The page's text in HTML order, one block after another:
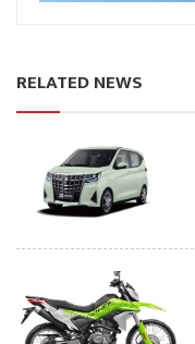
RELATED NEWS